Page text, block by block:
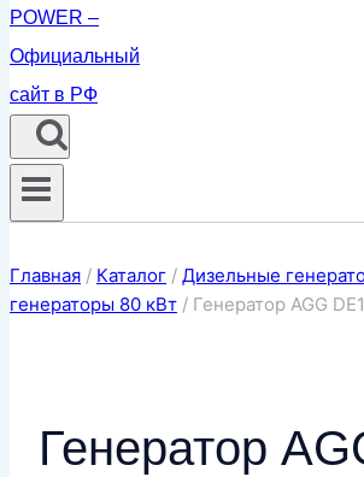
Главная / Каталог / Дизельные
генераторы 80 кВт / Генератор AGG
Генератор